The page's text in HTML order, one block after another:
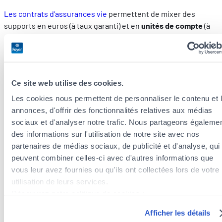
Ce site web utilise des cookies.
Les cookies nous permettent de personnaliser le contenu et
annonces, d'offrir des fonctionnalités relatives aux médias
sociaux et d'analyser notre trafic. Nous partageons
des informations sur l'utilisation de notre site avec nos
partenaires de médias sociaux, de publicité et d'analyse, qui
peuvent combiner celles-ci avec d'autres informations que
vous leur avez fournies ou qu'ils ont collectées lors de votre
utilisation de leurs services.
Afficher les détails
Les contrats d’assurances vie permettent de mixer des
supports en euros (à taux garanti) et en unités de compte(à
mêmes sont un assemblage de divers produits du marché
financier.
En ajoutant des unités de compte à votre contrat, vous
supports en euros, mais en contrepartie, la rentabilité à long
terme est bien meilleure.
Unités de compte
Les unités de compte permettent d’investir sur les marchés financiers, à
travers des actions ou des obligations, sans avoir besoin d’acquérir soi-
même ces actifs. Avec elles, vous diversifiez votre épargne, vous
augmentez le rendement et vous diminuez le risque de perte. Les unités
professionnels de l’assurance vie proposent des supports en unités de